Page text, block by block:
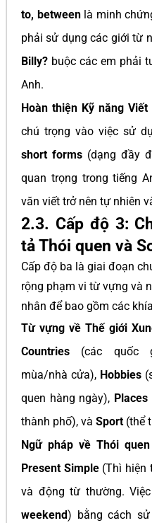
to, betweenlà minh
phải sử dụng các giới từ
Billy? buộc các em phải
Anh.
Hoàn thiện Kỹ năng Viết
chú trọng vào việc sử
short forms (dạng đầy
quan trọng trong tiếng
văn viết trở nên tự nhiên
2.3. Cấp độ 3:
tả Thói quen và
Cấp độ ba là giai đoạn
rộng phạm vi từ vựng và
nhân để bao gồm các
Từ vựng về Thế giới
Countries (các quốc
mùa/nhà cửa), Hobbies
quen hàng ngày),
thành phố), và Sport (thể
Ngữ pháp về Thói
Present Simple(Thì hiện
và động từ thường.
weekend) bằng cách sử